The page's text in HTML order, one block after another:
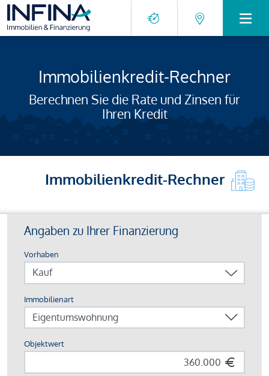
Immobilienkredit-Rechner
Berechnen Sie die Rate und Zinsen für
Ihren Kredit
Immobilienkredit-Rechner